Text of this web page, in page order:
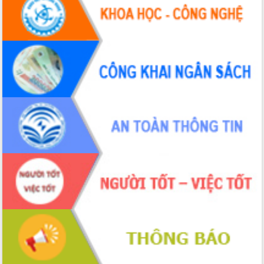
UBND tỉnh họp báo định kỳ tháng 4
năm 2026
Hội thảo khoa học “Giải pháp thúc đẩy
phát triển nền kinh tế xanh tại tỉnh
Đắk Lắk”
Tăng cường giám sát, đôn đốc thực
hiện nhiệm vụ quản lý tài sản công
hàng tuần
Tháo gỡ những vướng mắc, đẩy mạnh
công tác cải cách thủ tục hành chính
tại Trung tâm Phục vụ hành chính
công tỉnh
Đắk Lắk: Tôn vinh 46 giải pháp tại Hội
thi Sáng tạo Kỹ thuật 2024 - 2025
Đắk Lắk rà soát, điều chỉnh Đề án 190
về phát triển nuôi trồng thủy sản
Phó Chủ tịch UBND tỉnh Đắk Lắk
Trương Công Thái kiểm tra thực địa
Dự án cao tốc Khánh Hòa - Buôn Ma
Thuột